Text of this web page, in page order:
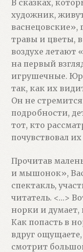
В сказках,
художник,
васнецовские»,
травы и цветы,
воздухе летают
на первый
игрушечные.
так, как их
Он не
подробности,
тот, кто
почувствовал
Прочитав
и мышонок»,
спектакль,
читатель. <…>
норки и
Как попасть в
вдруг
смотрит